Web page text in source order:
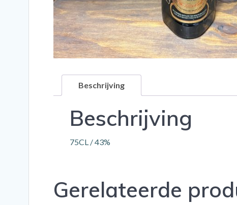
Beschrijving
Beschrijving
75CL / 43%
Gerelateerde